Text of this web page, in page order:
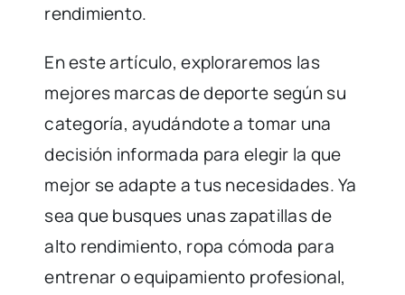
rendimiento.
En este artículo, exploraremos las
mejores marcas de deporte según su
categoría, ayudándote a tomar una
decisión informada para elegir la que
mejor se adapte a tus necesidades. Ya
sea que busques unas zapatillas de
alto rendimiento, ropa cómoda para
entrenar o equipamiento profesional,